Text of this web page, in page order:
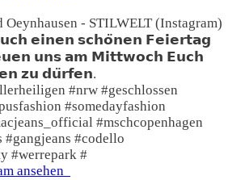
- STILWELT (Instagram)
𝗲𝗶𝗻𝗲𝗻 𝘀𝗰𝗵𝗼̈𝗻𝗲𝗻 𝗙𝗲𝗶𝗲𝗿𝘁𝗮𝗴
𝘂𝗻𝘀 𝗮𝗺 𝗠𝗶𝘁𝘁𝘄𝗼𝗰𝗵 𝗘𝘂𝗰𝗵
𝘇𝘂 𝗱𝘂̈𝗿𝗳𝗲𝗻.
#nrw #geschlossen
#somedayfashion
#mschcopenhagen
#gangjeans #codello
#werrepark #
ansehen